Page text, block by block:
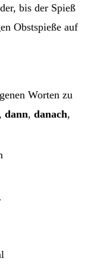
bis der Spieß
Obstspieße auf
Worten zu
, dann, danach,